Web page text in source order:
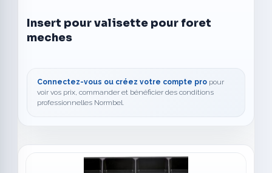
Insert pour valisette pour foret
meches
Connectez-vous ou créez votre compte pro pour
voir vos prix, commander et bénéficier des conditions
professionnelles Normbel.